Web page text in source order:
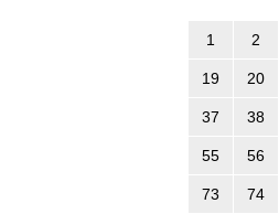
1 2
19 20
37 38
55 56
73 74